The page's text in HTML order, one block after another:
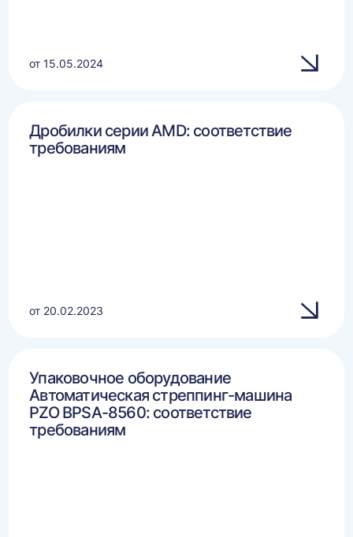
от 15.05.2024
Дробилки серии AMD: соответствие
требованиям
от 20.02.2023
Упаковочное оборудование
Автоматическая стреппинг-машина
PZO BPSA-8560: соответствие
требованиям